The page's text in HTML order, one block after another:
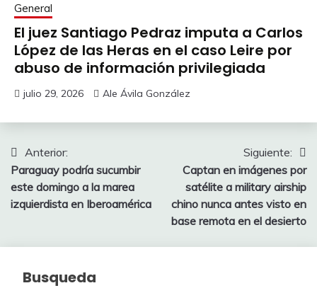
General
El juez Santiago Pedraz imputa a Carlos
López de las Heras en el caso Leire por
abuso de información privilegiada
julio 29, 2026 Ale Ávila González
Navegación
de
entradas
Anterior:
Paraguay podría sucumbir
este domingo a la marea
izquierdista en Iberoamérica
Siguiente:
Captan en imágenes por
satélite a military airship
chino nunca antes visto en
base remota en el desierto
Busqueda